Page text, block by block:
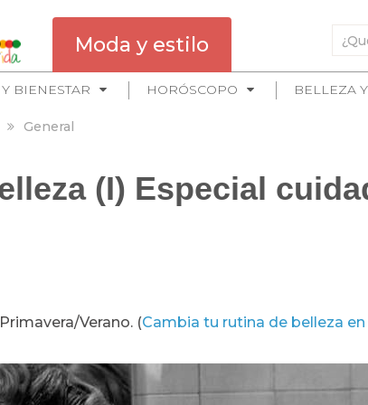
Moda y estilo
BIENESTAR HORÓSCOPO BELLEZA
General
(I) Especial
Verano. (Cambia tu rutina de belleza en